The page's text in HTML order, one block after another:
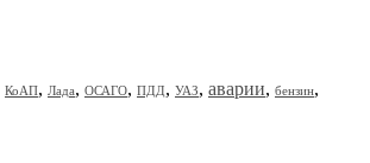
КоАП, Лада, ОСАГО, ПДД, УАЗ, аварии, бензин,